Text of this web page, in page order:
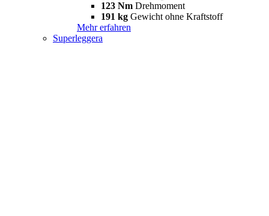
123 Nm Drehmoment
191 kg Gewicht ohne Kraftstoff
Mehr erfahren
Superleggera